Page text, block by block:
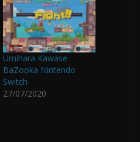
Umihara Kawase
BaZooka Nintendo
Switch
27/07/2020